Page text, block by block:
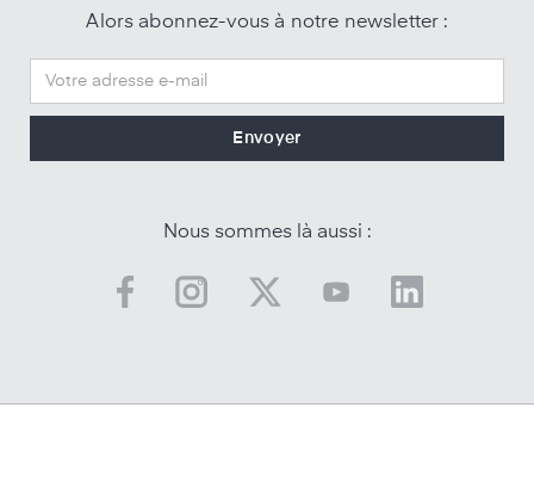
Alors abonnez-vous à notre newsletter :
Nous sommes là aussi :